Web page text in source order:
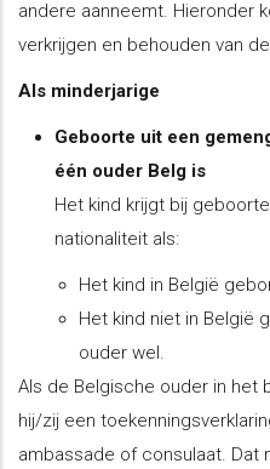
andere aanneemt. Hieronder
verkrijgen en behouden van
Als minderjarige
Geboorte uit een
één ouder Belg is
Het kind krijgt bij
nationaliteit als:
Het kind in België
Het kind niet in België
ouder wel.
Als de Belgische ouder in het
hij/zij een
ambassade of consulaat. Dat